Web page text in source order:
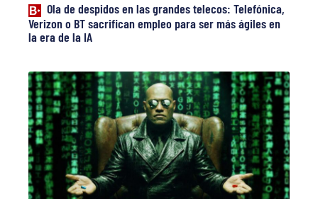
Ola de despidos en las grandes telecos: Telefónica,
Verizon o BT sacrifican empleo para ser más ágiles en
la era de la IA